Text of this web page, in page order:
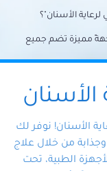
لرعاية الأسنان"؟
مميزة تضم جميع
تحت سقف واحد،
شاملًا لجميع
الخبرة، ستجد نفسك
احتياجاتك بكل
الأسنان
الأسنان! نوفر لك
من خلال علاج
الطبية، تحت